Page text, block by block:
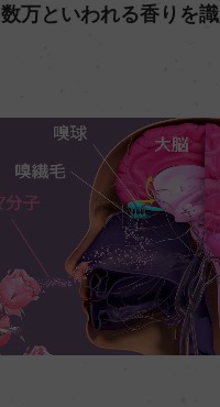
数万といわれる香りを識